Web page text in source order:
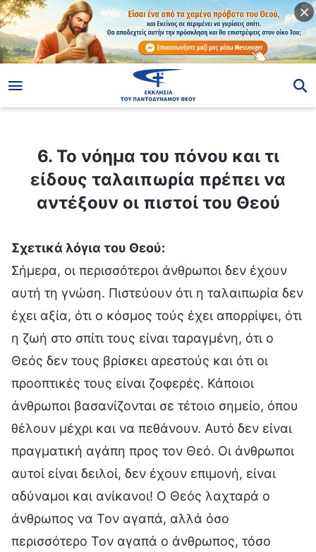
6. Το νόημα του πόνου και τι
είδους ταλαιπωρία πρέπει να
αντέξουν οι πιστοί του Θεού
Σχετικά λόγια του Θεού:
Σήμερα, οι περισσότεροι άνθρωποι δεν έχουν
αυτή τη γνώση. Πιστεύουν ότι η ταλαιπωρία δεν
έχει αξία, ότι ο κόσμος τούς έχει απορρίψει, ότι
η ζωή στο σπίτι τους είναι ταραγμένη, ότι ο
Θεός δεν τους βρίσκει αρεστούς και ότι οι
προοπτικές τους είναι ζοφερές. Κάποιοι
άνθρωποι βασανίζονται σε τέτοιο σημείο, όπου
θέλουν μέχρι και να πεθάνουν. Αυτό δεν είναι
πραγματική αγάπη προς τον Θεό. Οι άνθρωποι
αυτοί είναι δειλοί, δεν έχουν επιμονή, είναι
αδύναμοι και ανίκανοι! Ο Θεός λαχταρά ο
άνθρωπος να Τον αγαπά, αλλά όσο
περισσότερο Τον αγαπά ο άνθρωπος, τόσο